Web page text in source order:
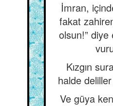
İmran,
fakat
olsun!” diye
Kızgın
halde deliller
Ve güya